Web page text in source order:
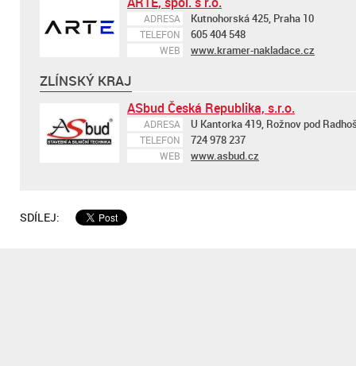
ADRESA Kutnohorská 425, Praha 10
TELEFON 605 404 548
WEB www.kramer-nakladace.cz
ZLÍNSKÝ KRAJ
ASbud Česká Republika, s.r.o.
ADRESA U Kantorka 419, Rožnov pod
TELEFON 724 978 237
WEB www.asbud.cz
SDÍLEJ: